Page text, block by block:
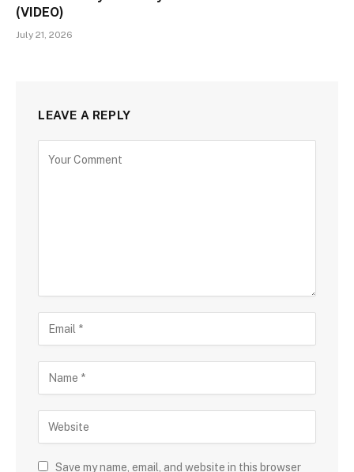
(VIDEO)
July 21, 2026
LEAVE A REPLY
Save my name, email, and website in this browser